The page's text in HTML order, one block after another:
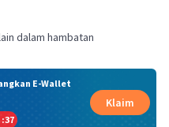
dalam hambatan
E-Wallet
:36
Klaim